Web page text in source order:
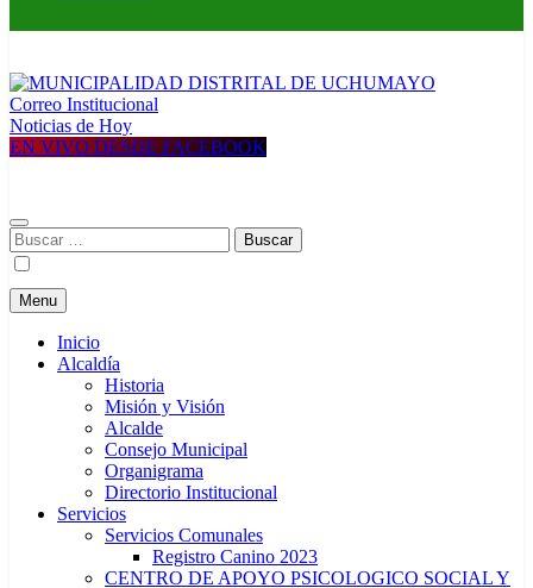
MUNICIPALIDAD DISTRITAL DE UCHUMAYO
Construyendo una nueva Historia
Correo Institucional
Noticias de Hoy
EN VIVO DESDE FACEBOOK
Buscar:
Menu
Inicio
Alcaldía
Historia
Misión y Visión
Alcalde
Consejo Municipal
Organigrama
Directorio Institucional
Servicios
Servicios Comunales
Registro Canino 2023
CENTRO DE APOYO PSICOLOGICO SOCIAL Y